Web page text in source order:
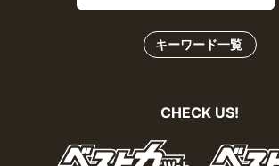
キーワード一覧
CHECK US!